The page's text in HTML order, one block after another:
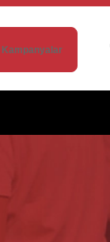
Kampanyalar